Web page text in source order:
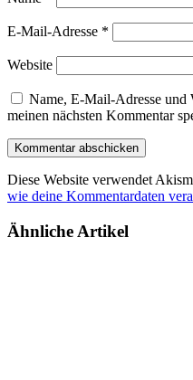
E-Mail-Adresse *
Website
Name, E-Mail-Adresse und
meinen nächsten Kommentar
Diese Website verwendet
wie deine Kommentardaten
Ähnliche Artikel